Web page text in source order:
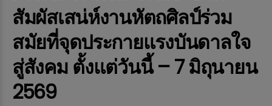
สัมผัสเสน่ห์งานหัตถศิลป์ร่วม
สมัยที่จุดประกายแรงบันดาลใจ
สู่สังคม ตั้งแต่วันนี้ – 7 มิถุนายน
2569